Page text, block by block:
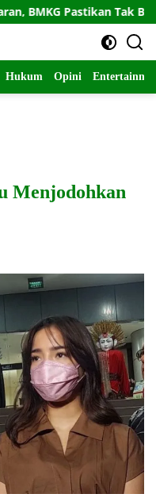
Pastikan Tak Berpotensi
Hukum Opini
Menjodohkan